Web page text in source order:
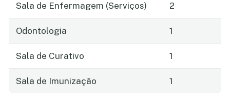
Sala de Enfermagem (Serviços) 2
Odontologia 1
Sala de Curativo 1
Sala de Imunização 1